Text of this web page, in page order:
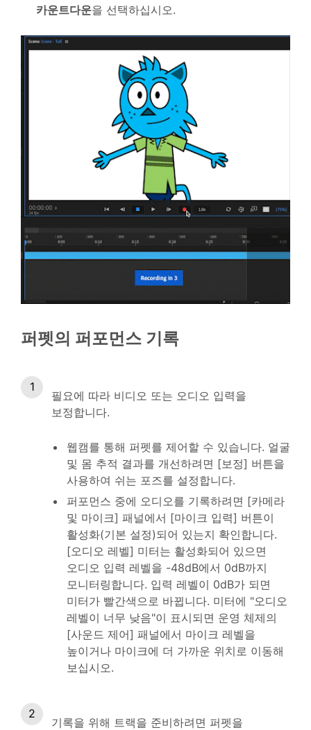
카운트다운을 선택하십시오.
퍼펫의 퍼포먼스 기록
필요에 따라 비디오 또는 오디오 입력을
보정합니다.
웹캠를 통해 퍼펫를 제어할 수 있습니다. 얼굴
및 몸 추적 결과를 개선하려면 [보정] 버튼을
사용하여 쉬는 포즈를 설정합니다.
퍼포먼스 중에 오디오를 기록하려면 [카메라
및 마이크] 패널에서 [마이크 입력] 버튼이
활성화(기본 설정)되어 있는지 확인합니다.
[오디오 레벨] 미터는 활성화되어 있으면
오디오 입력 레벨을 -48dB에서 0dB까지
모니터링합니다. 입력 레벨이 0dB가 되면
미터가 빨간색으로 바뀝니다. 미터에 "오디오
레벨이 너무 낮음"이 표시되면 운영 체제의
[사운드 제어] 패널에서 마이크 레벨을
높이거나 마이크에 더 가까운 위치로 이동해
보십시오.
기록을 위해 트랙을 준비하려면 퍼펫을